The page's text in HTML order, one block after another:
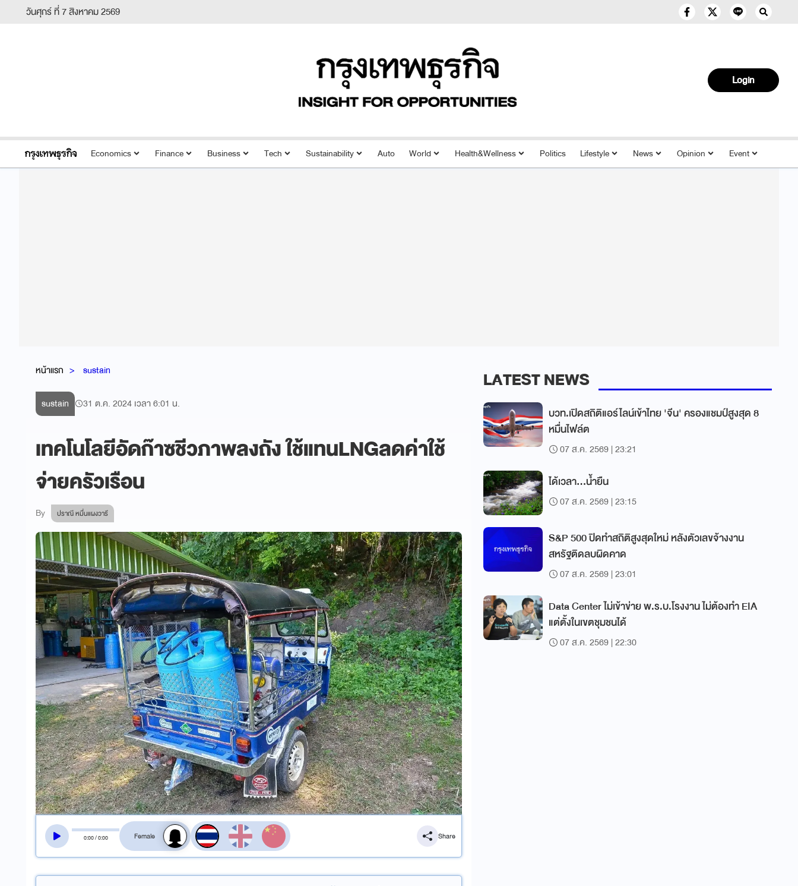
วันศุกร์ ที่ 7 สิงหาคม 2569
Login
Economics Finance Business Tech Sustainability Auto World Health&Wellness Politics Lifestyle News Opinion Event
หน้าแรก sustain
sustain 31 ต.ค. 2024 เวลา 6:01 น.
เทคโนโลยีอัดก๊าซชีวภาพลงถัง ใช้แทนLNGลดค่าใช้
จ่ายครัวเรือน
By ปราณี หมื่นแผงวารี
0:00/0:00
สลับเสียงอ่าน
Share
LATEST NEWS
บวท.เปิดสถิติแอร์ไลน์เข้าไทย 'จีน' ครองแชมป์สูงสุด 8
หมื่นไฟล์ต
07 ส.ค. 2569 | 23:21
ได้เวลา...น้ำยืน
07 ส.ค. 2569 | 23:15
S&P 500 ปิดทำสถิติสูงสุดใหม่ หลังตัวเลขจ้างงาน
สหรัฐติดลบผิดคาด
07 ส.ค. 2569 | 23:01
Data Center ไม่เข้าข่าย พ.ร.บ.โรงงาน ไม่ต้องทำ EIA
แต่ตั้งในเขตชุมชนได้
07 ส.ค. 2569 | 22:30